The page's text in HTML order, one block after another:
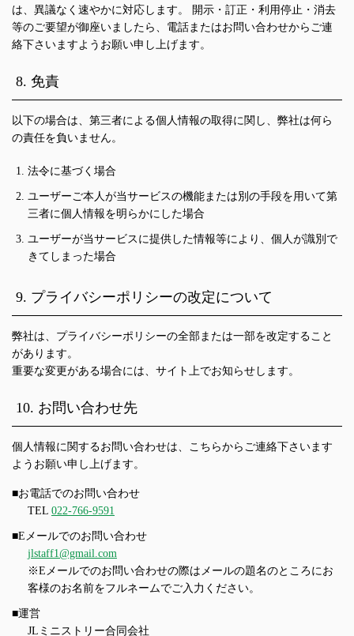
は、異議なく速やかに対応します。 開示・訂正・利用停止・消去
等のご要望が御座いましたら、電話またはお問い合わせからご連
絡下さいますようお願い申し上げます。
8. 免責
以下の場合は、第三者による個人情報の取得に関し、弊社は何ら
の責任を負いません。
法令に基づく場合
ユーザーご本人が当サービスの機能または別の手段を用いて第
三者に個人情報を明らかにした場合
ユーザーが当サービスに提供した情報等により、個人が識別で
きてしまった場合
9. プライバシーポリシーの改定について
弊社は、プライバシーポリシーの全部または一部を改定すること
があります。
重要な変更がある場合には、サイト上でお知らせします。
10. お問い合わせ先
個人情報に関するお問い合わせは、こちらからご連絡下さいます
ようお願い申し上げます。
■お電話でのお問い合わせ
TEL 022-766-9591
■Eメールでのお問い合わせ
jlstaff1@gmail.com
※Eメールでのお問い合わせの際はメールの題名のところにお
客様のお名前をフルネームでご入力ください。
■運営
JLミニストリー合同会社